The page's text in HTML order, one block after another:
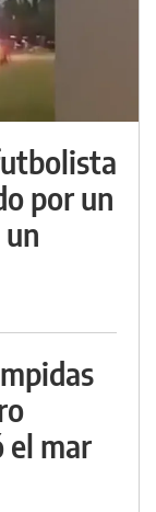
por un
el mar